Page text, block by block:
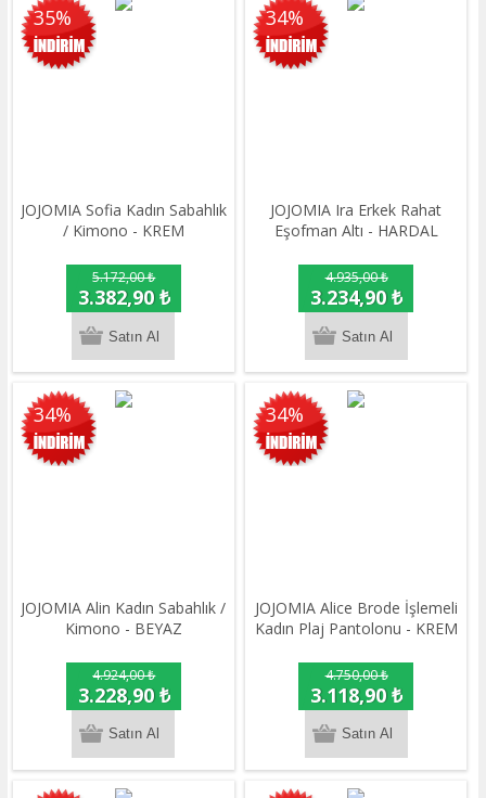
35%
JOJOMIA Sofia Kadın Sabahlık
/ Kimono - KREM
5.172,00 ₺
3.382,90 ₺
34%
JOJOMIA Ira Erkek Rahat
Eşofman Altı - HARDAL
4.935,00 ₺
3.234,90 ₺
34%
JOJOMIA Alin Kadın Sabahlık /
Kimono - BEYAZ
4.924,00 ₺
3.228,90 ₺
34%
JOJOMIA Alice Brode İşlemeli
Kadın Plaj Pantolonu - KREM
4.750,00 ₺
3.118,90 ₺